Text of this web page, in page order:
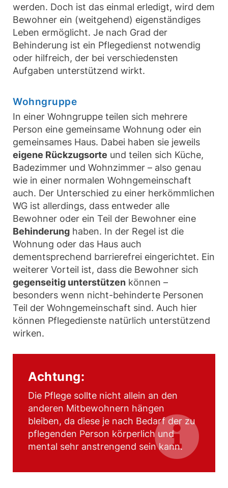
werden. Doch ist das einmal erledigt, wird dem
Bewohner ein (weitgehend) eigenständiges
Leben ermöglicht. Je nach Grad der
Behinderung ist ein Pflegedienst notwendig
oder hilfreich, der bei verschiedensten
Aufgaben unterstützend wirkt.
Wohngruppe
In einer Wohngruppe teilen sich mehrere
Person eine gemeinsame Wohnung oder ein
gemeinsames Haus. Dabei haben sie jeweils
eigene Rückzugsorte und teilen sich Küche,
Badezimmer und Wohnzimmer – also genau
wie in einer normalen Wohngemeinschaft
auch. Der Unterschied zu einer herkömmlichen
WG ist allerdings, dass entweder alle
Bewohner oder ein Teil der Bewohner eine
Behinderung haben. In der Regel ist die
Wohnung oder das Haus auch
dementsprechend barrierefrei eingerichtet. Ein
weiterer Vorteil ist, dass die Bewohner sich
gegenseitig unterstützen können –
besonders wenn nicht-behinderte Personen
Teil der Wohngemeinschaft sind. Auch hier
können Pflegedienste natürlich unterstützend
wirken.
Achtung:
Die Pflege sollte nicht allein an den
anderen Mitbewohnern hängen
bleiben, da diese je nach Bedarf der zu
pflegenden Person körperlich und
mental sehr anstrengend sein kann.